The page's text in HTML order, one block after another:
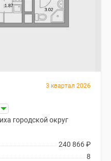
3 квартал 2026
городской округ
240 866₽
8